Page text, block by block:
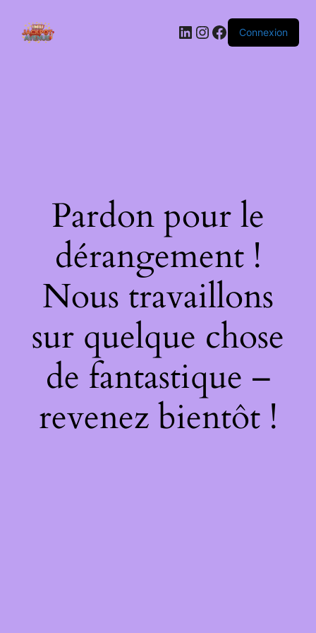
LinkedIn
Instagram
Facebook
Connexion
Pardon pour le
dérangement !
Nous travaillons
sur quelque chose
de fantastique –
revenez bientôt !